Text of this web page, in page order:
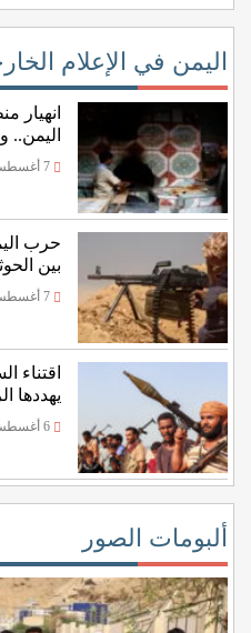
اليمن في الإعلام
انهيار
اليمن..
7 أغسطس 2026
حرب
بين
7 أغسطس 2026
اقتناء
يهددها
6 أغسطس 2026
ألبومات الصور